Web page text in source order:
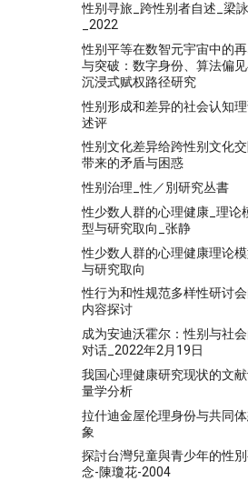
性别寻旅_跨性别者自述_梁
_2022
性别平等在数智元宇宙中的
与突破：数字身份、算法偏
沉浸式赋权路径研究
性别形成和差异的社会认知
述评
性别文化差异给跨性别文化
带来的矛盾与困惑
性别治理_性／別研究丛書
性少数人群的心理健康_理论
型与研究取向_张静
性少数人群的心理健康理论
与研究取向
性行为和性规范多样性研讨
内容探讨
成为安迪沃霍尔：性别与社
对话_2022年2月19日
我国心理健康研究现状的文
量学分析
拉什迪金屋伦理身份与共同
象
探討台灣兒童與青少年的性
念-陳瓊花-2004